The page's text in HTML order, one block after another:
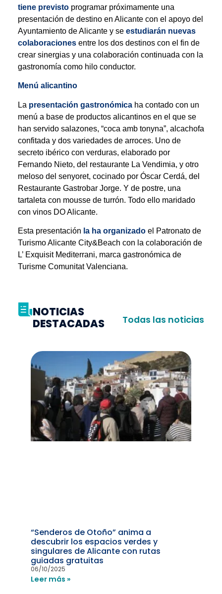
tiene previstoprogramar próximamente una
presentación de destino en Alicante con el apoyo del
Ayuntamiento de Alicante y se estudiarán nuevas
colaboracionesentre los dos destinos con el fin de
crear sinergias y una colaboración continuada con la
gastronomía como hilo conductor.
Menú alicantino
La presentación gastronómicaha contado con un
menú a base de productos alicantinos en el que se
han servido salazones, “coca amb tonyna”, alcachofa
confitada y dos variedades de arroces. Uno de
secreto ibérico con verduras, elaborado por
Fernando Nieto, del restaurante La Vendimia, y otro
meloso del senyoret, cocinado por Óscar Cerdá, del
Restaurante Gastrobar Jorge. Y de postre, una
tartaleta con mousse de turrón. Todo ello maridado
con vinos DO Alicante.
Esta presentación la ha organizadoel Patronato de
Turismo Alicante City&Beach con la colaboración de
L’ Exquisit Mediterrani, marca gastronómica de
Turisme Comunitat Valenciana.
NOTICIAS
DESTACADAS
Todas las noticias
“Senderos de Otoño” anima a
descubrir los espacios verdes y
singulares de Alicante con rutas
guiadas gratuitas
06/10/2025
Leer más »